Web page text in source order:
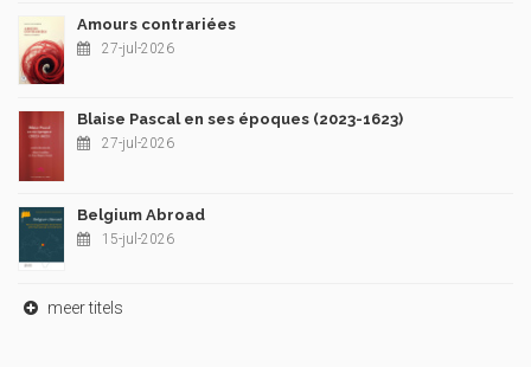
Amours contrariées
27-jul-2026
Blaise Pascal en ses époques (2023-1623)
27-jul-2026
Belgium Abroad
15-jul-2026
meer titels